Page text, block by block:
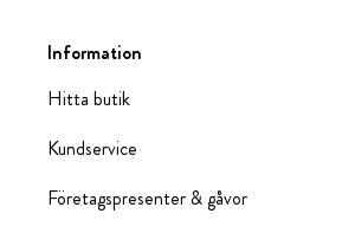
Information
Hitta butik
Kundservice
Företagspresenter & gåvor